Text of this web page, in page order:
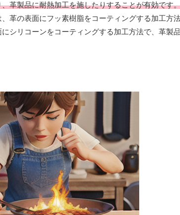
革製品に耐熱加工を施したりすることが有効です
革の表面にフッ素樹脂をコーティングする加工方
シリコーンをコーティングする加工方法で、革製